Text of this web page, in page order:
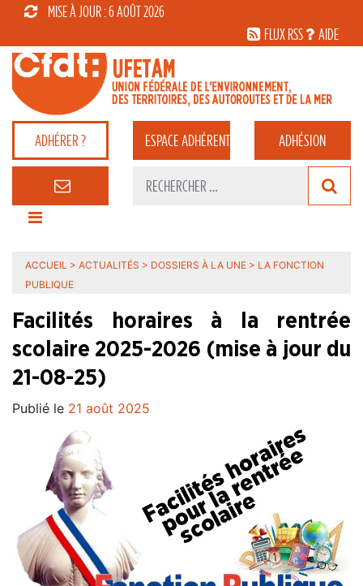
MISE À JOUR : 6 AOÛT 2026
FLUX RSS
AIDE
ADHÉRER ? ESPACEADHÉRENT ADHÉSION
ACCUEIL > ACTUALITÉS > DOSSIERS À LA UNE > LA FONCTION
PUBLIQUE
Facilités horaires à la rentrée
scolaire 2025-2026 (mise à jour du
21-08-25)
Publié le 21 août 2025